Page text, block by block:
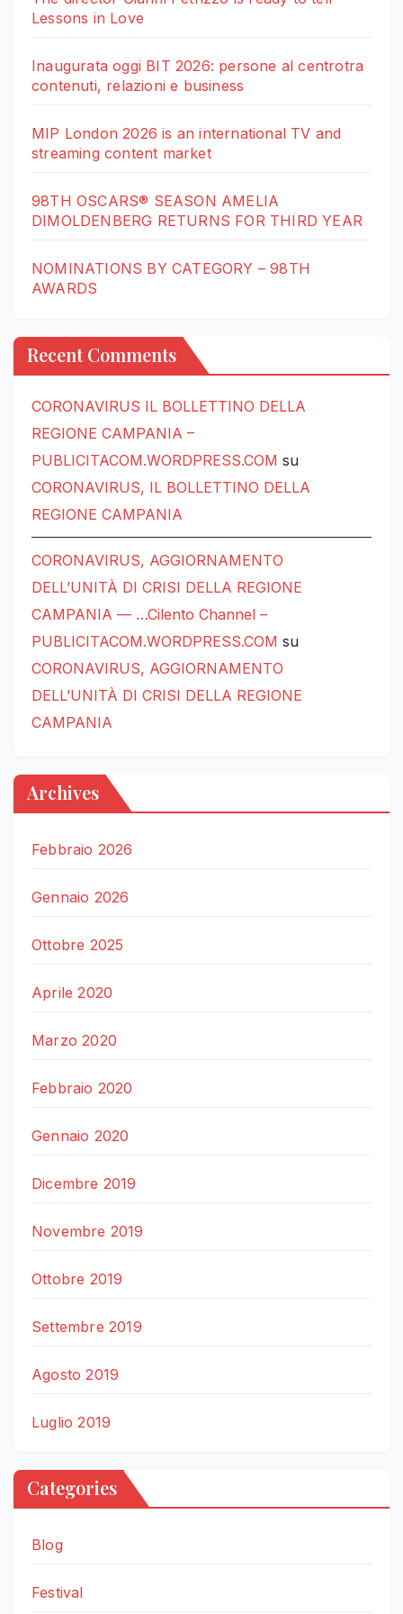
Lessons in Love
Inaugurata oggi BIT 2026: persone al centrotra
contenuti, relazioni e business
MIP London 2026 is an international TV and
streaming content market
98TH OSCARS® SEASON AMELIA
DIMOLDENBERG RETURNS FOR THIRD YEAR
NOMINATIONS BY CATEGORY – 98TH
AWARDS
Recent Comments
CORONAVIRUS IL BOLLETTINO DELLA
REGIONE CAMPANIA –
PUBLICITACOM.WORDPRESS.COM su
CORONAVIRUS, IL BOLLETTINO DELLA
REGIONE CAMPANIA
CORONAVIRUS, AGGIORNAMENTO
DELL’UNITÀ DI CRISI DELLA REGIONE
CAMPANIA — …Cilento Channel –
PUBLICITACOM.WORDPRESS.COM su
CORONAVIRUS, AGGIORNAMENTO
DELL’UNITÀ DI CRISI DELLA REGIONE
CAMPANIA
Archives
Febbraio 2026
Gennaio 2026
Ottobre 2025
Aprile 2020
Marzo 2020
Febbraio 2020
Gennaio 2020
Dicembre 2019
Novembre 2019
Ottobre 2019
Settembre 2019
Agosto 2019
Luglio 2019
Categories
Blog
Festival